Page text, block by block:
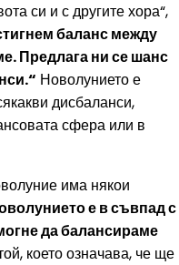
си и с другите хора“,
баланс между
Предлага ни се шанс
Новолунието е
дисбаланси,
сфера или в
има някои
е в съвпад с
да балансираме
което означава, че ще